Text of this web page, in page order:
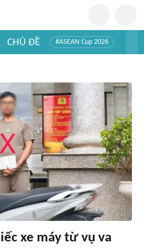
CHỦ ĐỀ #ASEAN Cup 2026
xe máy từ vụ va